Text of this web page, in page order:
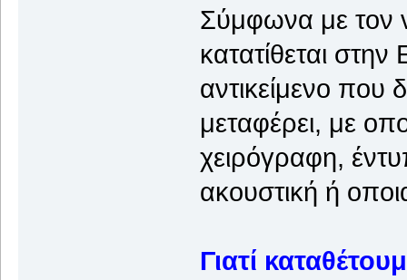
Σύμφωνα με τον
κατατίθεται στην
αντικείμενο που
μεταφέρει, με
χειρόγραφη,
ακουστική ή
Γιατί